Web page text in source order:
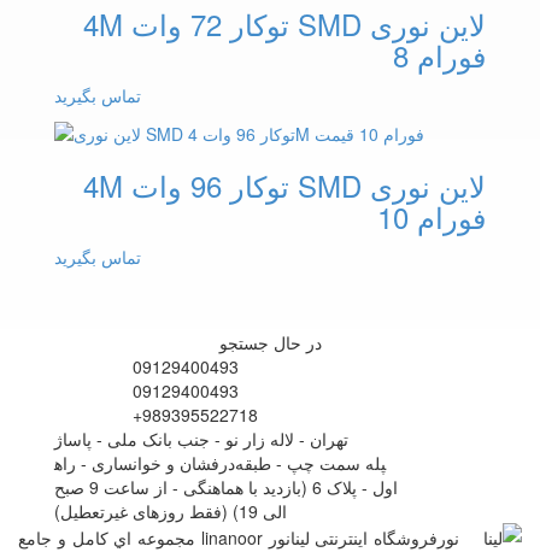
لاین نوری SMD توکار 72 وات 4M
فورام 8
تماس بگیرید
لاین نوری SMD توکار 96 وات 4M
فورام 10
تماس بگیرید
در حال جستجو
09129400493
09129400493
+989395522718
تهران - لاله زار نو - جنب بانک ملی - پاساژ
درفشان و خوانساری - راه‎پله سمت چپ - طبقه
اول - پلاک 6 (بازدید با هماهنگی - از ساعت 9 صبح
الی 19) (فقط روزهای غیرتعطیل)
فروشگاه اینترنتی لینانور linanoor مجموعه اي کامل و جامع